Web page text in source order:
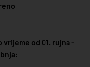
vrijeme od 01. rujna -